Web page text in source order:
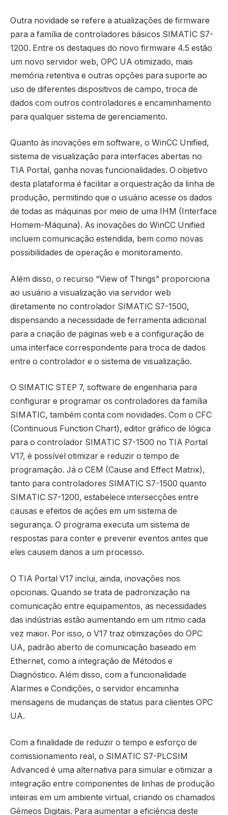
Outra novidade se refere a atualizações de firmware
para a família de controladores básicos SIMATIC S7-
1200. Entre os destaques do novo firmware 4.5 estão
um novo servidor web, OPC UA otimizado, mais
memória retentiva e outras opções para suporte ao
uso de diferentes dispositivos de campo, troca de
dados com outros controladores e encaminhamento
para qualquer sistema de gerenciamento.
Quanto às inovações em software, o WinCC Unified,
sistema de visualização para interfaces abertas no
TIA Portal, ganha novas funcionalidades. O objetivo
desta plataforma é facilitar a orquestração da linha de
produção, permitindo que o usuário acesse os dados
de todas as máquinas por meio de uma IHM (Interface
Homem-Máquina). As inovações do WinCC Unified
incluem comunicação estendida, bem como novas
possibilidades de operação e monitoramento.
Além disso, o recurso “View of Things” proporciona
ao usuário a visualização via servidor web
diretamente no controlador SIMATIC S7-1500,
dispensando a necessidade de ferramenta adicional
para a criação de páginas web e a configuração de
uma interface correspondente para troca de dados
entre o controlador e o sistema de visualização.
O SIMATIC STEP 7, software de engenharia para
configurar e programar os controladores da família
SIMATIC, também conta com novidades. Com o CFC
(Continuous Function Chart), editor gráfico de lógica
para o controlador SIMATIC S7-1500 no TIA Portal
V17, é possível otimizar e reduzir o tempo de
programação. Já o CEM (Cause and Effect Matrix),
tanto para controladores SIMATIC S7-1500 quanto
SIMATIC S7-1200, estabelece intersecções entre
causas e efeitos de ações em um sistema de
segurança. O programa executa um sistema de
respostas para conter e prevenir eventos antes que
eles causem danos a um processo.
O TIA Portal V17 inclui, ainda, inovações nos
opcionais. Quando se trata de padronização na
comunicação entre equipamentos, as necessidades
das indústrias estão aumentando em um ritmo cada
vez maior. Por isso, o V17 traz otimizações do OPC
UA, padrão aberto de comunicação baseado em
Ethernet, como a integração de Métodos e
Diagnóstico. Além disso, com a funcionalidade
Alarmes e Condições, o servidor encaminha
mensagens de mudanças de status para clientes OPC
UA.
Com a finalidade de reduzir o tempo e esforço de
comissionamento real, o SIMATIC S7-PLCSIM
Advanced é uma alternativa para simular e otimizar a
integração entre componentes de linhas de produção
inteiras em um ambiente virtual, criando os chamados
Gêmeos Digitais. Para aumentar a eficiência deste